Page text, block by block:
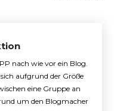
nach wie vor ein Blog.
aufgrund der Größe
eine Gruppe an
um den Blogmacher